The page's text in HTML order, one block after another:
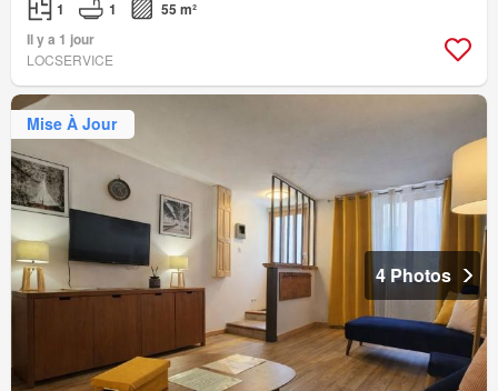
1 1
55 m²
Il y a 1 jour
LOCSERVICE
Mise À Jour
4 Photos